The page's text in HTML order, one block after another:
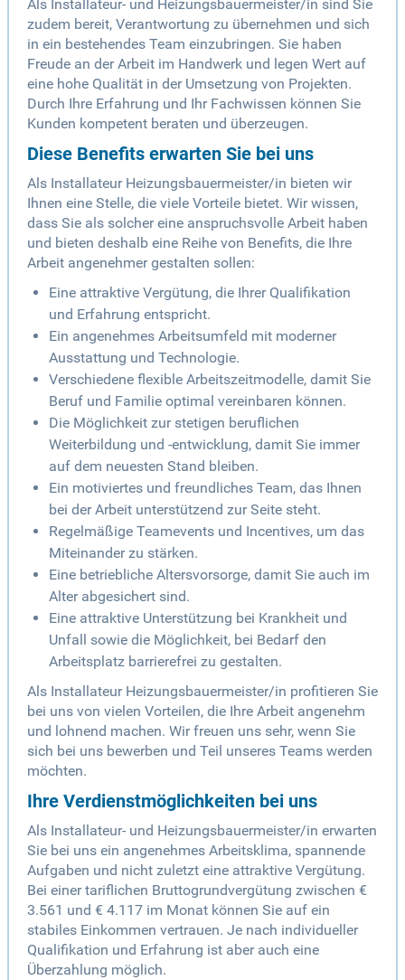
Als Installateur- und Heizungsbauermeister/in sind Sie
zudem bereit, Verantwortung zu übernehmen und sich
in ein bestehendes Team einzubringen. Sie haben
Freude an der Arbeit im Handwerk und legen Wert auf
eine hohe Qualität in der Umsetzung von Projekten.
Durch Ihre Erfahrung und Ihr Fachwissen können Sie
Kunden kompetent beraten und überzeugen.
Diese Benefits erwarten Sie bei uns
Als Installateur Heizungsbauermeister/in bieten wir
Ihnen eine Stelle, die viele Vorteile bietet. Wir wissen,
dass Sie als solcher eine anspruchsvolle Arbeit haben
und bieten deshalb eine Reihe von Benefits, die Ihre
Arbeit angenehmer gestalten sollen:
Eine attraktive Vergütung, die Ihrer Qualifikation
und Erfahrung entspricht.
Ein angenehmes Arbeitsumfeld mit moderner
Ausstattung und Technologie.
Verschiedene flexible Arbeitszeitmodelle, damit Sie
Beruf und Familie optimal vereinbaren können.
Die Möglichkeit zur stetigen beruflichen
Weiterbildung und -entwicklung, damit Sie immer
auf dem neuesten Stand bleiben.
Ein motiviertes und freundliches Team, das Ihnen
bei der Arbeit unterstützend zur Seite steht.
Regelmäßige Teamevents und Incentives, um das
Miteinander zu stärken.
Eine betriebliche Altersvorsorge, damit Sie auch im
Alter abgesichert sind.
Eine attraktive Unterstützung bei Krankheit und
Unfall sowie die Möglichkeit, bei Bedarf den
Arbeitsplatz barrierefrei zu gestalten.
Als Installateur Heizungsbauermeister/in profitieren Sie
bei uns von vielen Vorteilen, die Ihre Arbeit angenehm
und lohnend machen. Wir freuen uns sehr, wenn Sie
sich bei uns bewerben und Teil unseres Teams werden
möchten.
Ihre Verdienstmöglichkeiten bei uns
Als Installateur- und Heizungsbauermeister/in erwarten
Sie bei uns ein angenehmes Arbeitsklima, spannende
Aufgaben und nicht zuletzt eine attraktive Vergütung.
Bei einer tariflichen Bruttogrundvergütung zwischen €
3.561 und € 4.117 im Monat können Sie auf ein
stabiles Einkommen vertrauen. Je nach individueller
Qualifikation und Erfahrung ist aber auch eine
Überzahlung möglich.